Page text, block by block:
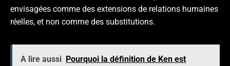
envisagées comme des extensions de relations humaines
réelles, et non comme des substitutions.
A lire aussi Pourquoi la définition de Ken est